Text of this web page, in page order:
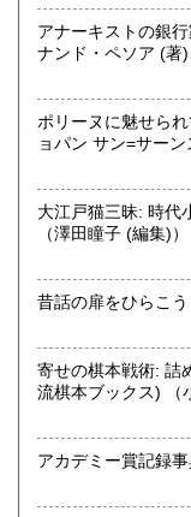
定休日：年中無休
書籍の買取について
不死鳥BOOKSでは
ゲーム、おもちゃ
きます。店主が、
取り扱い分野
哲学宗教、歴史、
オールジャンル
アナーキストの銀行家;
ナンド・ペソア (著)
ポリーヌに魅せら
大江戸猫三昧: 時代
（澤田瞳子 (編集)）
寄せの棋本戦術: 詰
流棋